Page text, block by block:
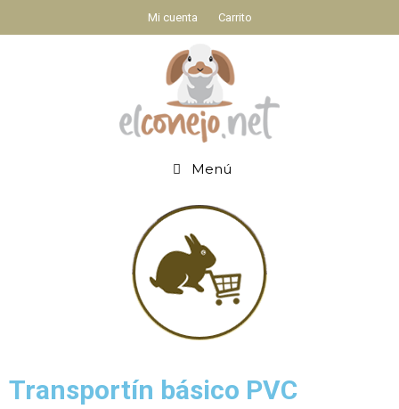
Mi cuenta Carrito
Menú
Transportín básico PVC